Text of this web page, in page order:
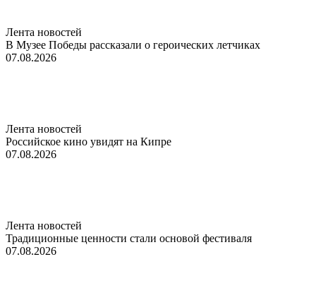
Лента новостей
В Музее Победы рассказали о героических летчиках
07.08.2026
Лента новостей
Российское кино увидят на Кипре
07.08.2026
Лента новостей
Традиционные ценности стали основой фестиваля
07.08.2026